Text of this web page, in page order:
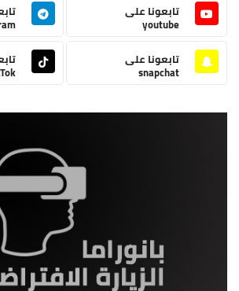
تابعونا على
youtube
تابعونا على
snapchat